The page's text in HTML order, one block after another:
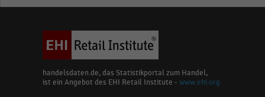
handelsdaten.de, das Statistikportal zum Handel,
ist ein Angebot des EHI Retail Institute - www.ehi.org